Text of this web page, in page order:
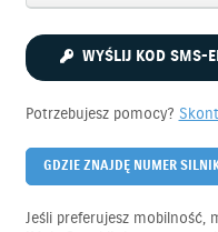
WYŚLIJ KOD SMS-
Potrzebujesz pomocy?
GDZIE ZNAJDĘ NUMER
Jeśli preferujesz mobilność,